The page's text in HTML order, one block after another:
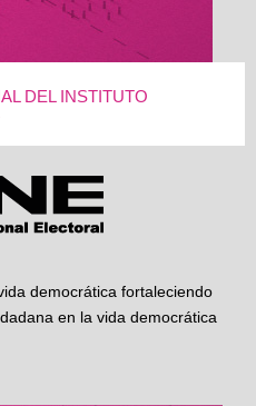
DEL INSTITUTO
democrática fortaleciendo
en la vida democrática